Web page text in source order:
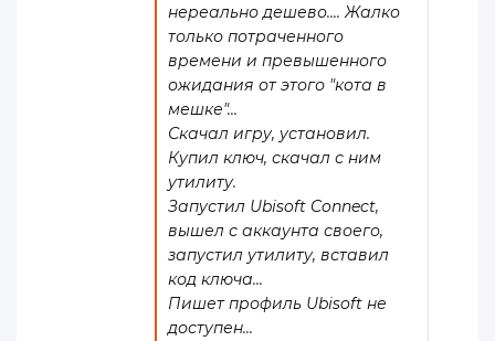
нереально дешево.... Жалко
только потраченного
времени и превышенного
ожидания от этого "кота в
мешке"...
Скачал игру, установил.
Купил ключ, скачал с ним
утилиту.
Запустил Ubisoft Connect,
вышел с аккаунта своего,
запустил утилиту, вставил
код ключа...
Пишет профиль Ubisoft не
доступен...